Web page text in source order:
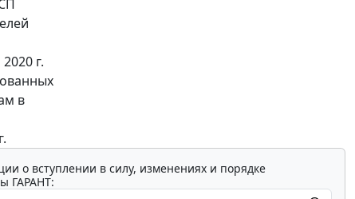
г.
в
о вступлении в силу, изменениях и порядке
ГАРАНТ: